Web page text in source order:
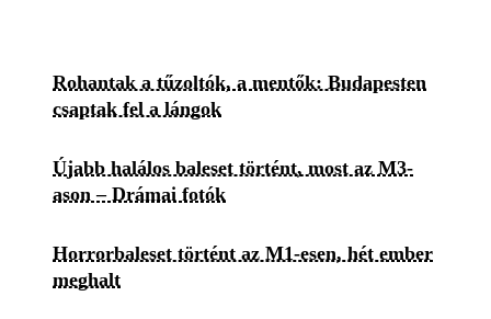
Rohantak a tűzoltók, a mentők: Budapesten
csaptak fel a lángok
Újabb halálos baleset történt, most az M3-
ason – Drámai fotók
Horrorbaleset történt az M1-esen, hét ember
meghalt